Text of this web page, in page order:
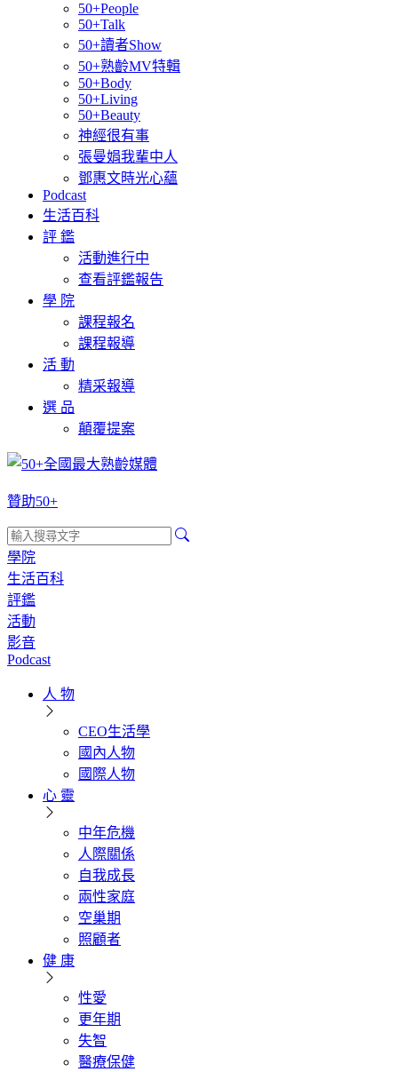
50+People
50+Talk
50+讀者Show
50+熟齡MV特輯
50+Body
50+Living
50+Beauty
神經很有事
張曼娟我輩中人
鄧惠文時光心蘊
Podcast
生活百科
評 鑑
活動進行中
查看評鑑報告
學 院
課程報名
課程報導
活 動
精采報導
選 品
顛覆提案
贊助50+
學院
生活百科
評鑑
活動
影音
Podcast
人 物
CEO生活學
國內人物
國際人物
心 靈
中年危機
人際關係
自我成長
兩性家庭
空巢期
照顧者
健 康
性愛
更年期
失智
醫療保健